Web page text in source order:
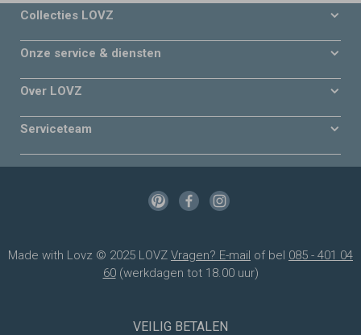
Collecties LOVZ
Onze service & diensten
Over LOVZ
Serviceteam
Made with Lovz © 2025 LOVZ Vragen? E-mail of bel 085 - 401 04
60(werkdagen tot 18.00 uur)
VEILIG BETALEN